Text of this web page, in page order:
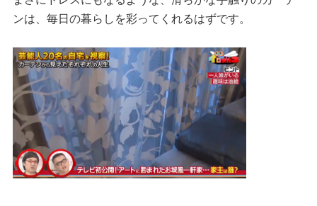
ンは、毎日の暮らしを彩ってくれるはずです。